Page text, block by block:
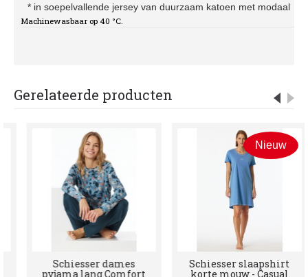
* in soepelvallende jersey van duurzaam katoen met modaal
Machinewasbaar op 40 °C.
Gerelateerde producten
Schiesser dames
pyjama lang Comfort
Nieuw
Schiesser slaapshirt
korte mouw - Casual